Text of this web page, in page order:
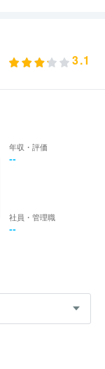
3.1
年収・評価
--
社員・管理職
--